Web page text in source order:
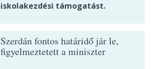
iskolakezdési támogatást.
Szerdán fontos határidő jár le,
figyelmeztetett a miniszter